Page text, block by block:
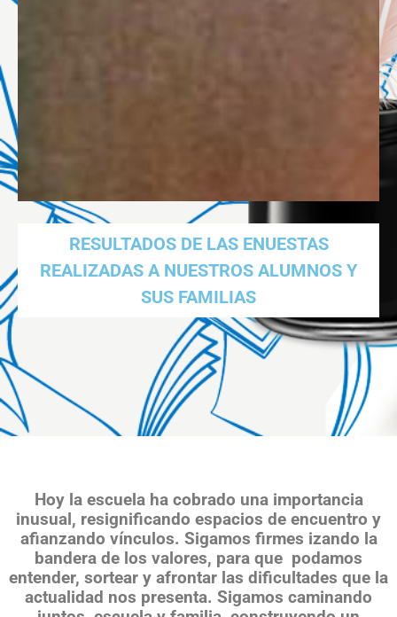
RESULTADOS DE LAS ENUESTAS
REALIZADAS A NUESTROS ALUMNOS Y
SUS FAMILIAS
Hoy la escuela ha cobrado una importancia
inusual, resignificando espacios de encuentro y
afianzando vínculos. Sigamos firmes izando la
bandera de los valores, para que podamos
entender, sortear y afrontar las dificultades que la
actualidad nos presenta. Sigamos caminando